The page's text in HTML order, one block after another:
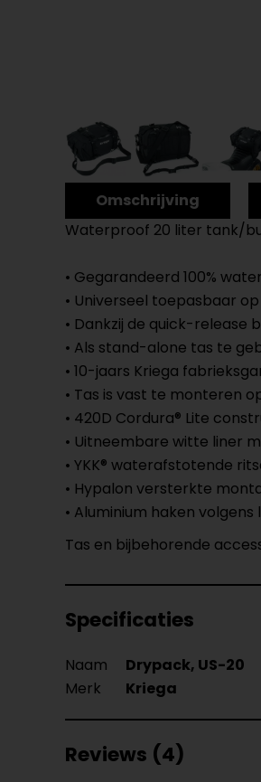
Omschrijving
Waterproof 20 liter tank/
• Gegarandeerd 100%
• Universeel toepasbaar
• Dankzij de quick-
• Als stand-alone tas te
• 10-jaars Kriega
• Tas is vast te monteren
• 420D Cordura® Lite
• Uitneembare witte liner
• YKK® waterafstotende
• Hypalon versterkte
• Aluminium haken
Tas en bijbehorende
Specificaties
Naam Drypack, US-20
Merk
Kriega
Reviews (4)